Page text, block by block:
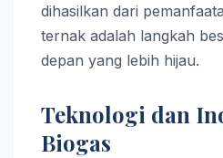
dihasilkan dari
ternak adalah langkah
depan yang lebih hijau.
Teknologi dan
Biogas